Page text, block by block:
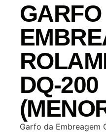
DQ-200
Garfo da Embreagem